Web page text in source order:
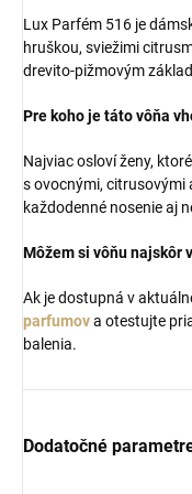
Lux Parfém 516 je
hruškou, sviežimi
drevito-pižmovým
Pre koho je táto vôňa
Najviac osloví ženy,
s ovocnými, citrusovými
každodenné nosenie aj
Môžem si vôňu najskôr
Ak je dostupná v
parfumova otestujte
balenia.
Dodatočné